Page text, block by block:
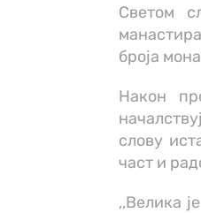
Светом
броја
Након
слову
част и
,,Велика